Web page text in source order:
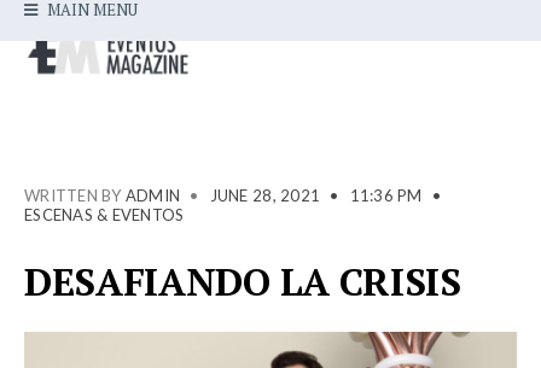
MAIN MENU
WRITTEN BY ADMIN • JUNE 28, 2021 • 11:36 PM
•
ESCENAS & EVENTOS
DESAFIANDO LA CRISIS